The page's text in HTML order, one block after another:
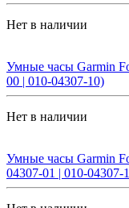
Нет в наличии
Умные часы Garmin
00 | 010-04307-10)
Нет в наличии
Умные часы Garmin
04307-01 | 010-04307-